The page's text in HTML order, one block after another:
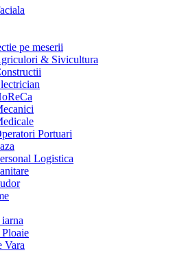
pe meserii
& Sivicultura
Portuari
Logistica
Vara